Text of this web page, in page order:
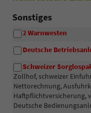
Sonstiges
2 Warnwesten
Deutsche
Schweizer
Zollhof, schweizer
Nettorechnung,
Haftpflichtversicherung,
Deutsche